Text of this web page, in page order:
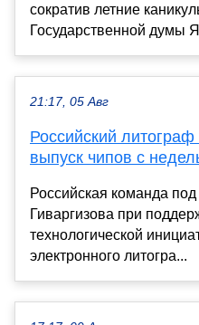
сократив летние
Государственной думы
21:17, 05 Авг
Российский
выпуск чипов с
Российская команда
Гиваргизова при
технологической
электронного литогра...